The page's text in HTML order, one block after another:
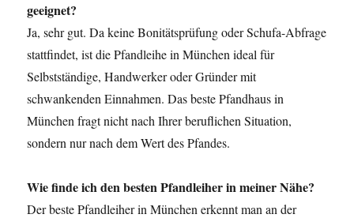
geeignet?
Ja, sehr gut. Da keine Bonitätsprüfung oder Schufa-Abfrage
stattfindet, ist die Pfandleihe in München ideal für
Selbstständige, Handwerker oder Gründer mit
schwankenden Einnahmen. Das beste Pfandhaus in
München fragt nicht nach Ihrer beruflichen Situation,
sondern nur nach dem Wert des Pfandes.
Wie finde ich den besten Pfandleiher in meiner Nähe?
Der beste Pfandleiher in München erkennt man an der